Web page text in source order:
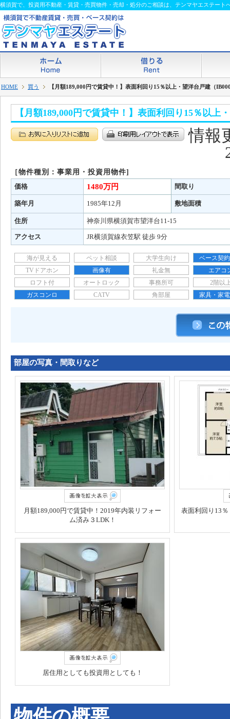
横須賀で、投資用不動産・賃貸・売買物件・売却・処分のご相談は、テンマヤエステー
HOME 買う 【月額189,000円で賃貸中！】表面利回り15％以上・望洋台戸建（
【月額189,000円で賃貸中！】表面利回り15％以上
情報
［物件種別：事業用・投資用物件]
価格
1480万円 間取り
築年月 1985年12月 敷地面積
住所 神奈川県横須賀市望洋台11-15
アクセス JR横須賀線衣笠駅 徒歩 9分
海が見える ペット相談 大学生向け
ベース契
TVドアホン
画像有 礼金無
エアコ
ロフト付
オートロック 事務所可
2階以
ガスコンロ
CATV 角部屋 家具・家
部屋の写真・間取りなど
月額189,000円で賃貸中！2019年内装リフォー
ム済み３LDK！
表面利回り13
居住用としても投資用としても！